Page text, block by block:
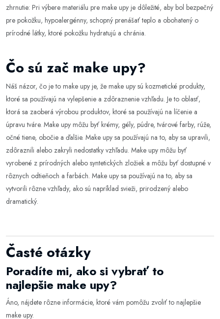
zhrnutie: Pri výbere materiálu pre make upy je dôležité, aby bol bezpečný
pre pokožku, hypoalergénny, schopný prenášať teplo a obohatený o
prírodné látky, ktoré pokožku hydratujú a chránia.
Čo sú zač make upy?
Náš názor, čo je to make upy je, že make upy sú kozmetické produkty,
ktoré sa používajú na vylepšenie a zdôraznenie vzhľadu. Je to oblasť,
ktorá sa zaoberá výrobou produktov, ktoré sa používajú na líčenie a
úpravu tváre. Make upy môžu byť krémy, gély, púdre, tvárové farby, rúže,
očné tiene, obočie a ďalšie. Make upy sa používajú na to, aby sa upravili,
zdôraznili alebo zakryli nedostatky vzhľadu. Make upy môžu byť
vyrobené z prírodných alebo syntetických zložiek a môžu byť dostupné v
rôznych odtieňoch a farbách. Make upy sa používajú na to, aby sa
vytvorili rôzne vzhľady, ako sú napríklad svieži, prirodzený alebo
dramatický.
Časté otázky
Poradíte mi, ako si vybrať to
najlepšie make upy?
Áno, nájdete rôzne informácie, ktoré vám pomôžu zvoliť to najlepšie
make upy.